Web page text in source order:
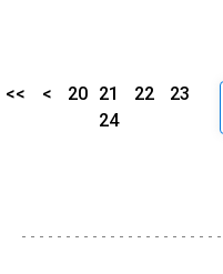
<< < 20 21 22
23
24